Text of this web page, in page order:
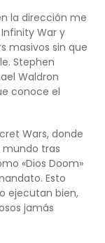
la dirección me
War y
masivos sin que
Stephen
Waldron
conoce el
Wars, donde
tras
«Dios Doom»
Esto
ejecutan bien,
jamás